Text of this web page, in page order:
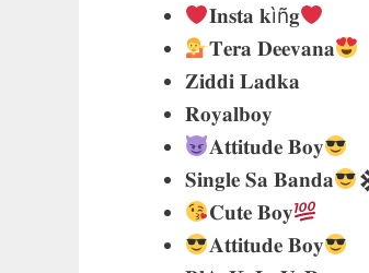
𝐈𝐧𝐬𝐭𝐚 𝐤ìñ𝐠
𝐓𝐞𝐫𝐚 𝐃𝐞𝐞𝐯𝐚𝐧𝐚
𝐙𝐢𝐝𝐝𝐢 𝐋𝐚𝐝𝐤𝐚
𝐑𝐨𝐲𝐚𝐥𝐛𝐨𝐲
𝐀𝐭𝐭𝐢𝐭𝐮𝐝𝐞 𝐁𝐨𝐲
𝐒𝐢𝐧𝐠𝐥𝐞 𝐒𝐚 𝐁𝐚𝐧𝐝𝐚
𝐂𝐮𝐭𝐞 𝐁𝐨𝐲
𝐀𝐭𝐭𝐢𝐭𝐮𝐝𝐞 𝐁𝐨𝐲